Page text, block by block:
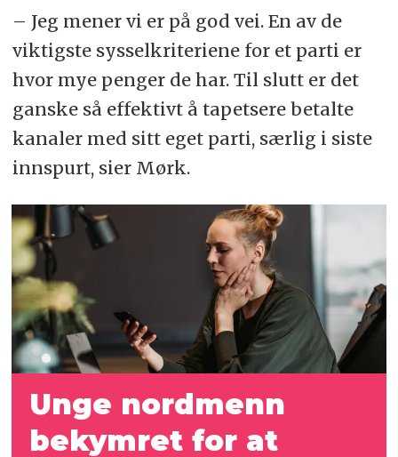
– Jeg mener vi er på god vei. En av de
viktigste sysselkriteriene for et parti er
hvor mye penger de har. Til slutt er det
ganske så effektivt å tapetsere betalte
kanaler med sitt eget parti, særlig i siste
innspurt, sier Mørk.
Unge nordmenn
bekymret for at